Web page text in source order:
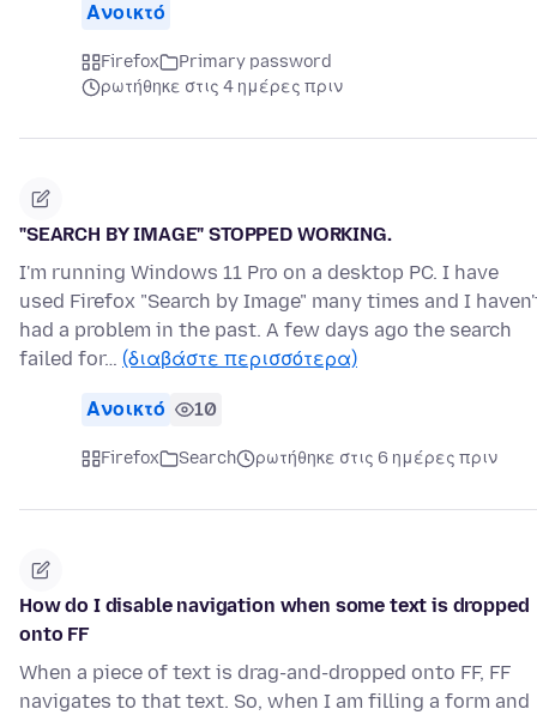
Ανοικτό
Firefox
Primary password
ρωτήθηκε στις 4 ημέρες πριν
"SEARCH BY IMAGE" STOPPED WORKING.
I'm running Windows 11 Pro on a desktop PC. I have
used Firefox "Search by Image" many times and I
had a problem in the past. A few days ago the search
failed for… (διαβάστε περισσότερα)
Ανοικτό 10
Firefox Search ρωτήθηκε στις 6 ημέρες πριν
How do I disable navigation when some text is dropped
onto FF
When a piece of text is drag-and-dropped onto FF, FF
navigates to that text. So, when I am filling a form and